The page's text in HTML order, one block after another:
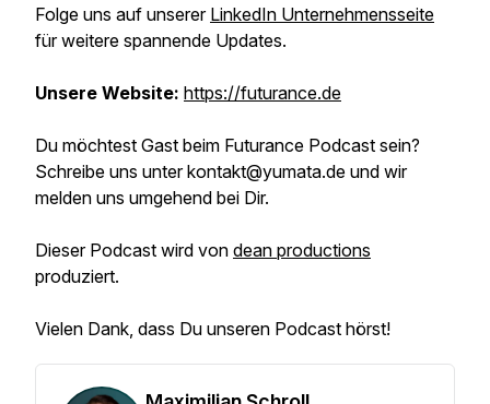
Folge uns auf unserer LinkedIn Unternehmensseite
für weitere spannende Updates.
Unsere Website: https://futurance.de
Du möchtest Gast beim Futurance Podcast sein?
Schreibe uns unter kontakt@yumata.de und wir
melden uns umgehend bei Dir.
Dieser Podcast wird von dean productions
produziert.
Vielen Dank, dass Du unseren Podcast hörst!